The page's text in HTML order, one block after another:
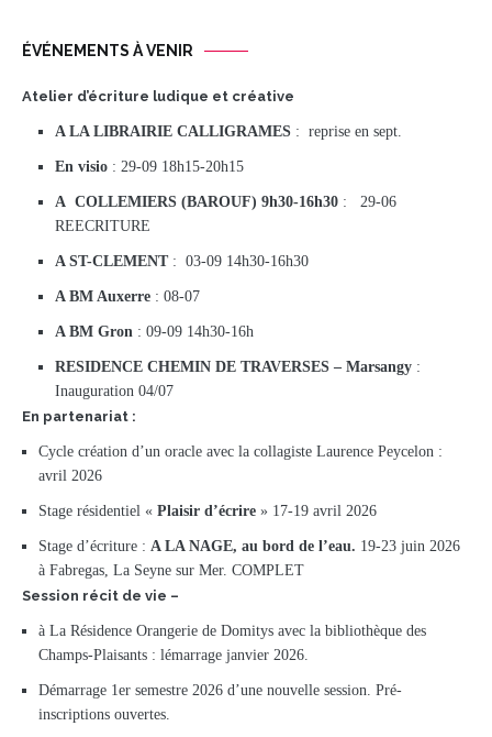
ÉVÉNEMENTS À VENIR
Atelier d’écriture ludique et créative
A LA LIBRAIRIE CALLIGRAMES : reprise en sept.
En visio : 29-09 18h15-20h15
A COLLEMIERS (BAROUF) 9h30-16h30 : 29-06
REECRITURE
A ST-CLEMENT: 03-09 14h30-16h30
A BM Auxerre : 08-07
A BM Gron : 09-09 14h30-16h
RESIDENCE CHEMIN DE TRAVERSES – Marsangy :
Inauguration 04/07
En partenariat :
Cycle création d’un oracle avec la collagiste Laurence Peycelon :
avril 2026
Stage résidentiel « Plaisir d’écrire » 17-19 avril 2026
Stage d’écriture : A LA NAGE, au bord de l’eau. 19-23 juin 2026
à Fabregas, La Seyne sur Mer. COMPLET
Session récit de vie –
à La Résidence Orangerie de Domitys avec la bibliothèque des
Champs-Plaisants : lémarrage janvier 2026.
Démarrage 1er semestre 2026 d’une nouvelle session. Pré-
inscriptions ouvertes.